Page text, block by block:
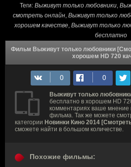
Теги: Выживут только любовники
смотреть онлайн Выживут только
хорошем качестве Выживут только
бесплатно
Фильм Выживут только любовники
хорошем HD 720
Выживут только
бесплатно в хорошем HD
комментариях ваше мнение
фильма. Так же можете
категории Новинки Кино 2014
сможете найти в большом количестве.
Похожие фильмы: